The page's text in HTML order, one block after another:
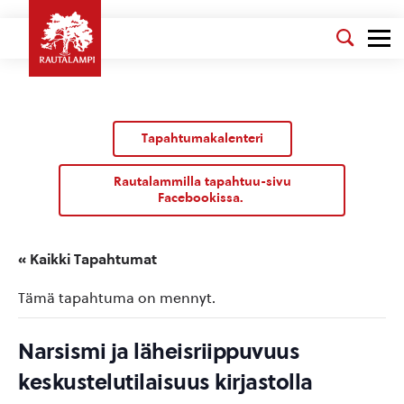
Tapahtumakalenteri
Rautalammilla tapahtuu-sivu
Facebookissa.
« Kaikki Tapahtumat
Tämä tapahtuma on mennyt.
Narsismi ja läheisriippuvuus
keskustelutilaisuus kirjastolla